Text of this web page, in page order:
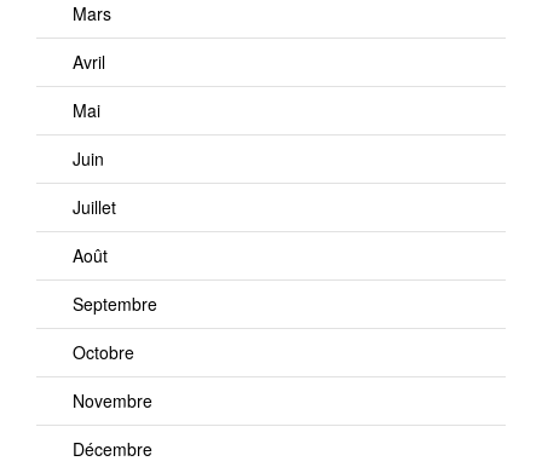
Mars
Avril
Mai
Juin
Juillet
Août
Septembre
Octobre
Novembre
Décembre